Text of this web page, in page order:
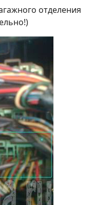
отделения